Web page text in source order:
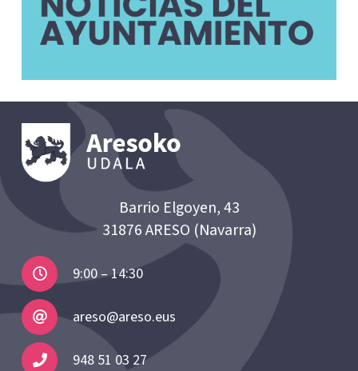
Barrio Elgoyen, 43
31876 ARESO (Navarra)
9:00 – 14:30
areso@areso.eus
948 51 03 27